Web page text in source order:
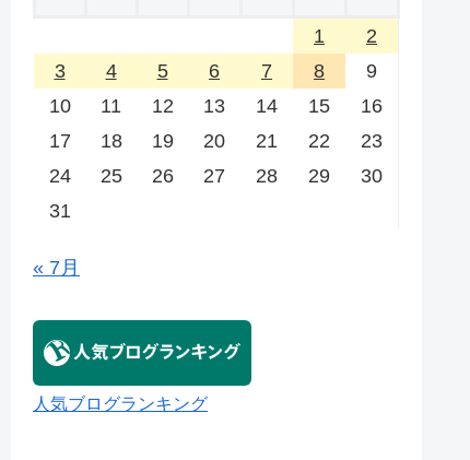
1
2
3
4 5 6 7 8
9
10
11 12 13 14 15
16
17
18 19 20 21 22
23
24
25 26 27 28 29
30
31
« 7月
人気ブログランキング